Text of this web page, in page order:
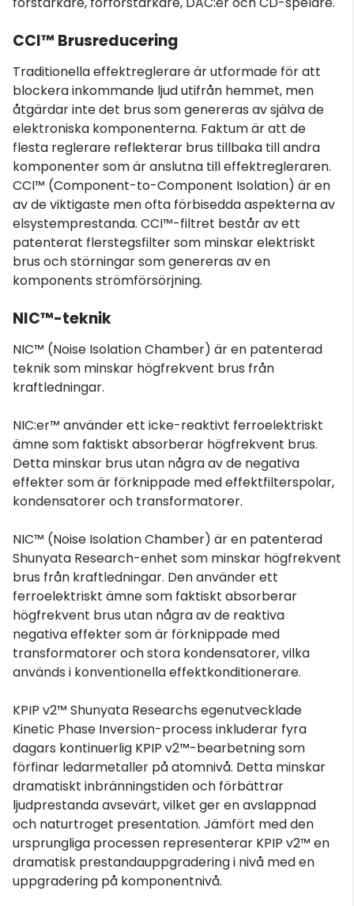
CCI™ Brusreducering
Traditionella effektreglerare är utformade för att
blockera inkommande ljud utifrån hemmet, men
åtgärdar inte det brus som genereras av själva de
elektroniska komponenterna. Faktum är att de
flesta reglerare reflekterar brus tillbaka till andra
komponenter som är anslutna till effektregleraren.
CCI™ (Component-to-Component Isolation) är en
av de viktigaste men ofta förbisedda aspekterna av
elsystemprestanda. CCI™-filtret består av ett
patenterat flerstegsfilter som minskar elektriskt
brus och störningar som genereras av en
komponents strömförsörjning.
NIC™-teknik
NIC™ (Noise Isolation Chamber) är en patenterad
teknik som minskar högfrekvent brus från
kraftledningar.
NIC:er™ använder ett icke-reaktivt ferroelektriskt
ämne som faktiskt absorberar högfrekvent brus.
Detta minskar brus utan några av de negativa
effekter som är förknippade med effektfilterspolar,
kondensatorer och transformatorer.
‌‌NIC™ (‌‌Noise Isolation Chamber) är en patenterad
Shunyata Research-enhet som minskar högfrekvent
brus från kraftledningar. Den använder ett
ferroelektriskt ämne som faktiskt absorberar
högfrekvent brus utan några av de reaktiva
negativa effekter som är förknippade med
transformatorer och stora kondensatorer, vilka
används i konventionella effektkonditionerare.
KPIP v2™ Shunyata Researchs egenutvecklade
Kinetic Phase Inversion-process inkluderar fyra
dagars kontinuerlig KPIP v2™-bearbetning som
förfinar ledarmetaller på atomnivå. Detta minskar
dramatiskt inbränningstiden och förbättrar
ljudprestanda avsevärt, vilket ger en avslappnad
och naturtroget presentation. Jämfört med den
ursprungliga processen representerar KPIP v2™ en
dramatisk prestandauppgradering i nivå med en
uppgradering på komponentnivå.